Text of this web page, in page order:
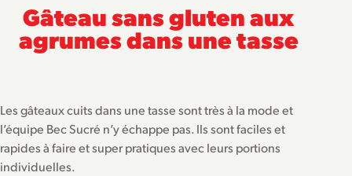
Gâteau sans gluten aux
agrumes dans une tasse
Les gâteaux cuits dans une tasse sont très à la mode et
l’équipe Bec Sucré n’y échappe pas. Ils sont faciles et
rapides à faire et super pratiques avec leurs portions
individuelles.